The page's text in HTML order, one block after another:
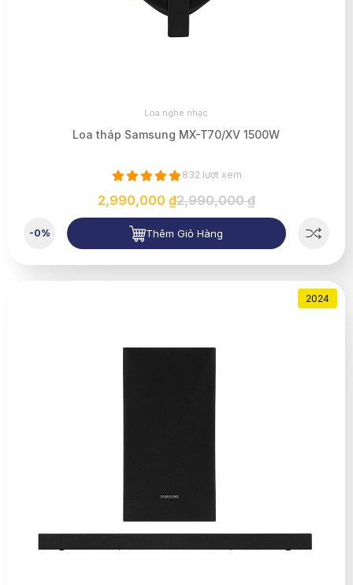
Loa nghe nhạc
Loa tháp Samsung MX-T70/XV 1500W
832 lượt xem
2,990,000 ₫2,990,000 ₫
-0% Thêm Giỏ Hàng
2024